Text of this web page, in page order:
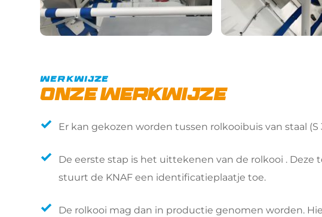
werkwijze
onze werkwijze
Er kan gekozen worden tussen rolkooibuis van staal
De eerste stap is het uittekenen van de rolkooi .
stuurt de KNAF een identificatieplaatje toe.
De rolkooi mag dan in productie genomen worden.